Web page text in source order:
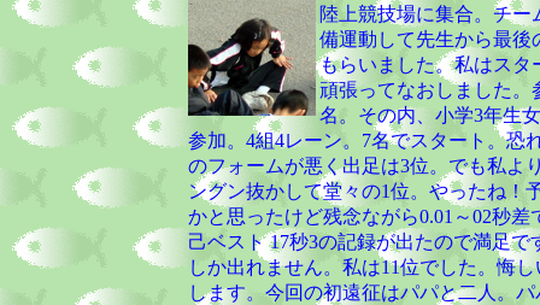
陸上競技場に集合。チー
備運動して先生から最後
もらいました。私はスタ
頑張ってなおしました。
名。その内、小学3年生
参加。4組4レーン。7名でスタート。恐
のフォームが悪く出足は3位。でも私よ
ングン抜かして堂々の1位。やったね！
かと思ったけど残念ながら0.01～02秒
己ベスト 17秒3の記録が出たので満足
しか出れません。私は11位でした。悔
します。今回の初遠征はパパと二人。